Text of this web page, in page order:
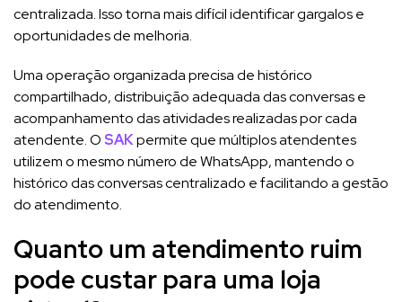
centralizada. Isso torna mais difícil identificar gargalos e
oportunidades de melhoria.
Uma operação organizada precisa de histórico
compartilhado, distribuição adequada das conversas e
acompanhamento das atividades realizadas por cada
atendente. OSAKpermite que múltiplos atendentes
utilizem o mesmo número de WhatsApp, mantendo o
histórico das conversas centralizado e facilitando a gestão
do atendimento.
Quanto um atendimento ruim
pode custar para uma loja